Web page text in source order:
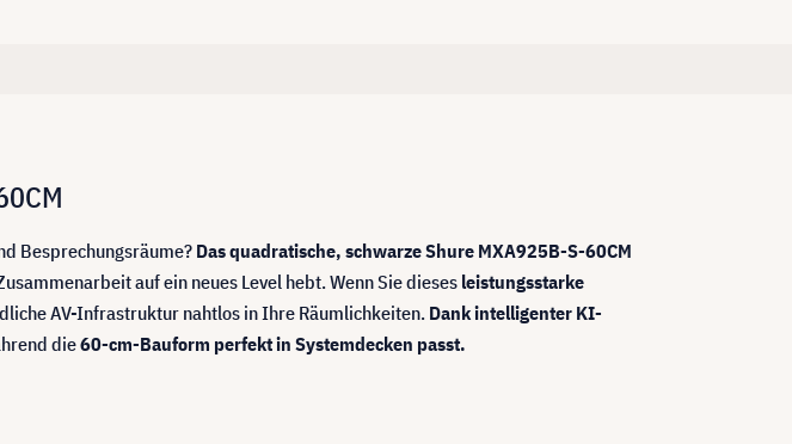
Besprechungsräume? Das quadratische, schwarze Shure MXA925B-S-60CM
auf ein neues Level hebt. Wenn Sie dieses leistungsstarke
AV-Infrastruktur nahtlos in Ihre Räumlichkeiten. Dank intelligenter KI-
die60-cm-Bauform perfekt in Systemdecken passt.